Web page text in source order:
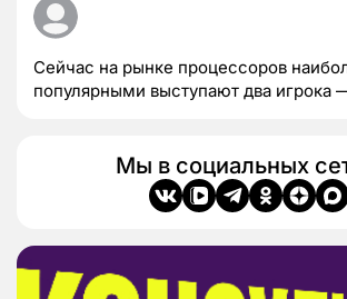
Сейчас на рынке процессоров
популярными выступают два игрока
Мы в социальных